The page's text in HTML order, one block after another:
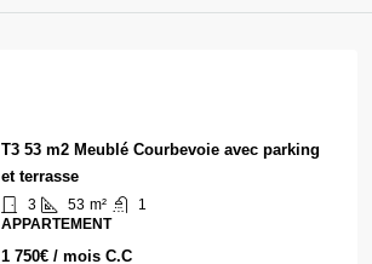
T3 53 m2 Meublé Courbevoie avec parking
et terrasse
3 53 m²
1
APPARTEMENT
1 750€ / mois C.C